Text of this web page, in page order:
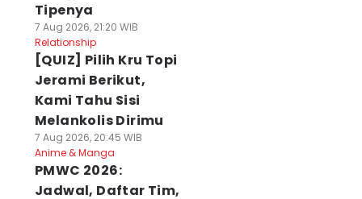
Tipenya
7 Aug 2026, 21:20 WIB
Relationship
[QUIZ] Pilih Kru Topi
Jerami Berikut,
Kami Tahu Sisi
Melankolis Dirimu
7 Aug 2026, 20:45 WIB
Anime & Manga
PMWC 2026:
Jadwal, Daftar Tim,